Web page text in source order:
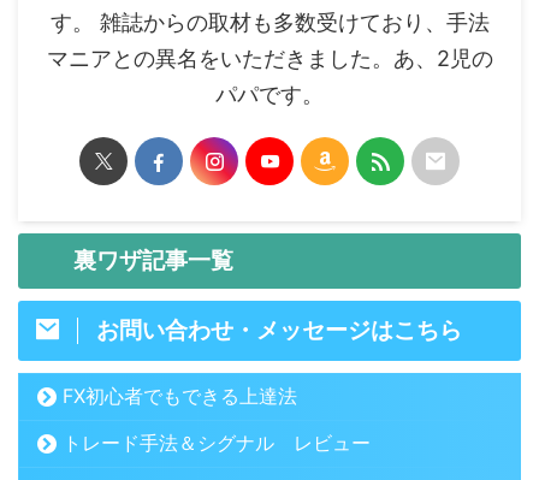
す。 雑誌からの取材も多数受けており、手法
マニアとの異名をいただきました。あ、2児の
パパです。
裏ワザ記事一覧
お問い合わせ・メッセージはこちら
FX初心者でもできる上達法
トレード手法＆シグナル レビュー